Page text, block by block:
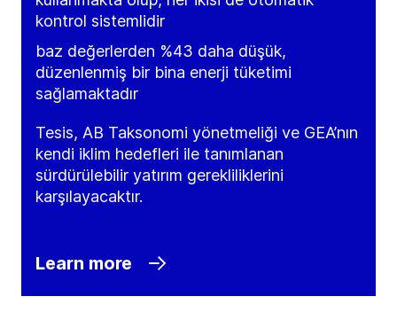
kontrol sistemlidir
baz değerlerden %43 daha düşük,
düzenlenmiş bir bina enerji tüketimi
sağlamaktadır
Tesis, AB Taksonomi yönetmeliği ve GEA’nın
kendi iklim hedefleri ile tanımlanan
sürdürülebilir yatırım gerekliliklerini
karşılayacaktır.
Learn more